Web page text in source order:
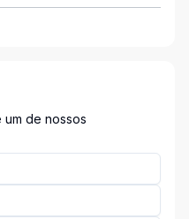
de nossos